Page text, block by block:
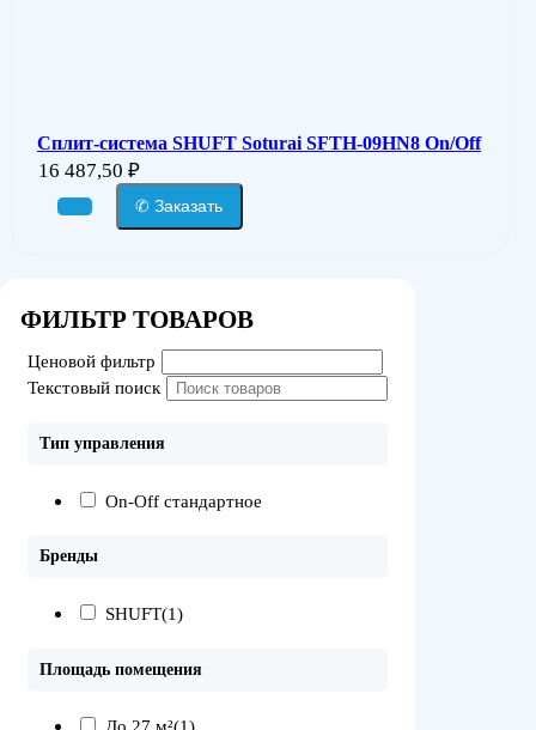
Сплит-система SHUFT Soturai SFTH-09HN8 On/Off
16 487,50 ₽
✆ Заказать
ФИЛЬТР ТОВАРОВ
Ценовой фильтр
Текстовый поиск
Тип управления
On-Off стандартное
Бренды
SHUFT(1)
Площадь помещения